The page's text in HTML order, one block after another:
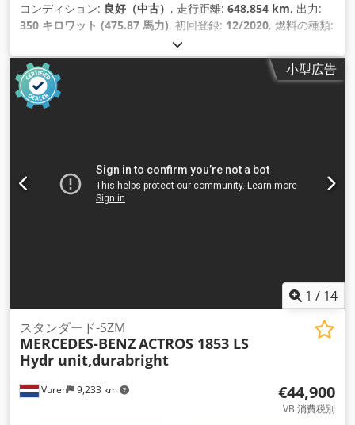
コンディション: 良好（中古） , 走行距離: 648,854 km, 出力:
350 キロワット (475.87 馬力), 初回登録: 12/2020, 燃料の種類:
385/55R22,5
ホイールベース:3,700 mm, 燃料:ディーゼル, ブレーキ:リタ
ーダ, 色: オートマチック ,
ギア数:12
6,250 mm
エアコン, パーキングヒーター, ブルートゥース, リターダ, 電動
ウィンドウ調節, 電動ミラー,
小型広告
1 / 14
Vuren 9,233 km
スタンダード-SZM
MERCEDES-BENZACTROS 1853 LS
Hydr unit,durabright
€44,900
VB 消費税別